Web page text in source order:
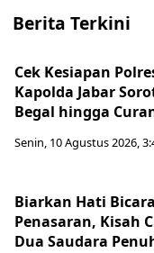
Berita Terkini
Cek Kesiapan
Kapolda Jabar
Begal hingga
Senin, 10 Agustus 2026,
Biarkan Hati
Penasaran, Kisah
Dua Saudara